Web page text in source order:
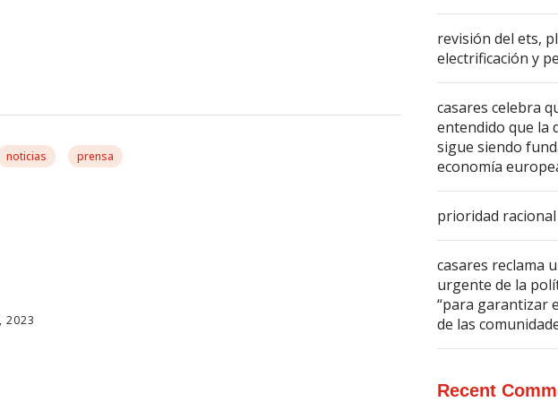
noticias prensa
2023
revisión del ets,
electrificación y
casares celebra
entendido que la
sigue siendo
economía
prioridad racional
casares reclama
urgente de la
“para garantizar
de las
Recent